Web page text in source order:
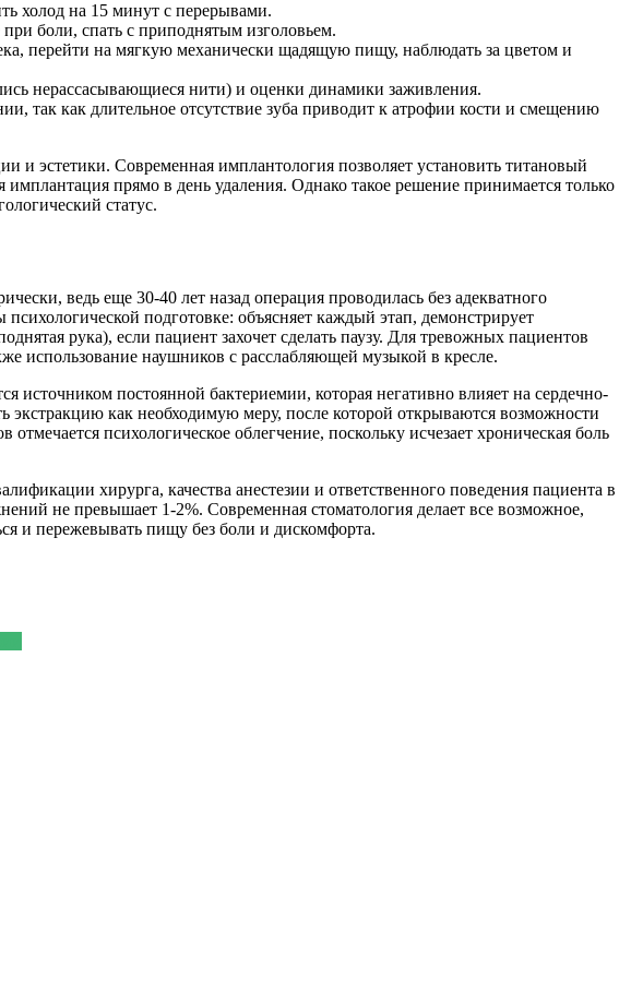
холод на 15 минут с перерывами.
боли, спать с приподнятым изголовьем.
перейти на мягкую механически щадящую пищу, наблюдать за цветом и
нерассасывающиеся нити) и оценки динамики заживления.
так как длительное отсутствие зуба приводит к атрофии кости и смещению
и эстетики. Современная имплантология позволяет установить титановый
прямо в день удаления. Однако такое решение принимается только
статус.
ведь еще 30-40 лет назад операция проводилась без адекватного
подготовке: объясняет каждый этап, демонстрирует
рука), если пациент захочет сделать паузу. Для тревожных пациентов
использование наушников с расслабляющей музыкой в кресле.
источником постоянной бактериемии, которая негативно влияет на сердечно-
экстракцию как необходимую меру, после которой открываются возможности
психологическое облегчение, поскольку исчезает хроническая боль
хирурга, качества анестезии и ответственного поведения пациента в
не превышает 1-2%. Современная стоматология делает все возможное,
и пережевывать пищу без боли и дискомфорта.